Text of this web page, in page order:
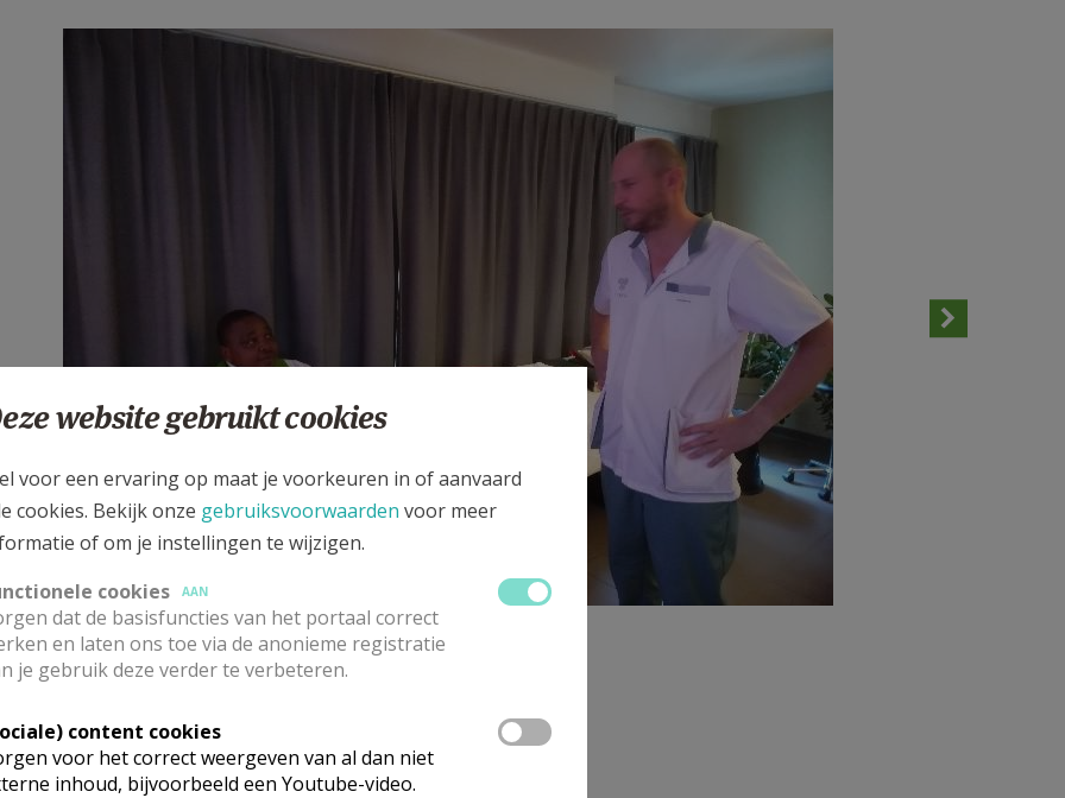
website gebruikt cookies
voor een ervaring op maat je voorkeuren in of aanvaard
cookies. Bekijk onze gebruiksvoorwaarden voor meer
of om je instellingen te wijzigen.
cookies
AAN
dat de basisfuncties van het portaal correct
en laten ons toe via de anonieme registratie
je gebruik deze verder te verbeteren.
content cookies
voor het correct weergeven van al dan niet
inhoud, bijvoorbeeld een Youtube-video.